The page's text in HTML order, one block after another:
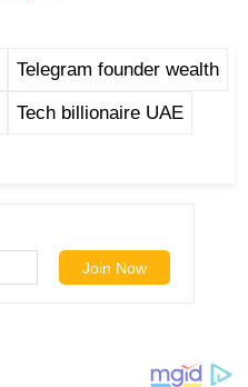
Telegram founder wealth
Tech billionaire UAE